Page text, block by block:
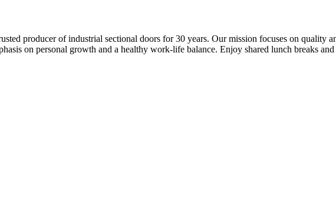
producer of industrial sectional doors for 30 years. Our mission focuses on
on personal growth and a healthy work-life balance. Enjoy shared lunch breaks